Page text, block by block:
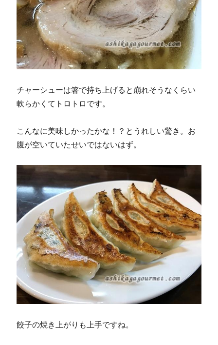
チャーシューは箸で持ち上げると崩れそうなくらい
軟らかくてトロトロです。
こんなに美味しかったかな！？とうれしい驚き。お
腹が空いていたせいではないはず。
餃子の焼き上がりも上手ですね。